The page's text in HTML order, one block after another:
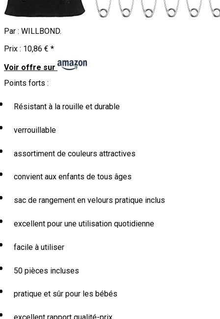
Par : WILLBOND.
Prix : 10,86 € *
Voir offre sur
Points forts :
Résistant à la rouille et durable
verrouillable
assortiment de couleurs attractives
convient aux enfants de tous âges
sac de rangement en velours pratique inclus
excellent pour une utilisation quotidienne
facile à utiliser
50 pièces incluses
pratique et sûr pour les bébés